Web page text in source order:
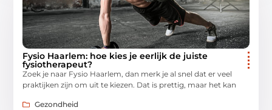
Fysio Haarlem: hoe kies je eerlijk de juiste
fysiotherapeut?
Zoek je naar Fysio Haarlem, dan merk je al snel dat er veel
praktijken zijn om uit te kiezen. Dat is prettig, maar het kan
Gezondheid